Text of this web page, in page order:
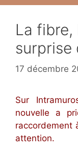
La fibre,
surprise
17 décembre
Sur
nouvelle a
raccordement
attention.